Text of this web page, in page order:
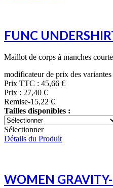
FUNC
Maillot de corps à manches
modificateur de prix des variantes
Prix TTC : 45,66 €
Prix : 27,40 €
Remise-15,22 €
Tailles disponibles :
Sélectionner
Détails du Produit
WOMEN